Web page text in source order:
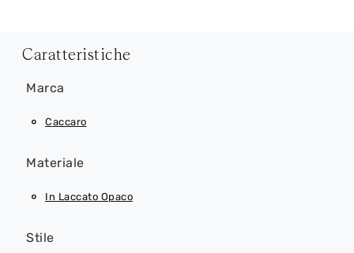
Caratteristiche
Marca
Caccaro
Materiale
In Laccato Opaco
Stile